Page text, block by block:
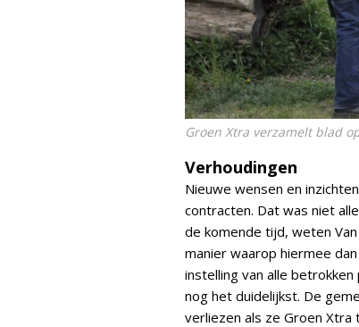
Groen Xtra verzamelt blad
Verhoudingen
Nieuwe wensen en
contracten. Dat was niet
de komende tijd, weten
manier waarop hiermee
instelling van alle
nog het duidelijkst. De
verliezen als ze Groen Xtra